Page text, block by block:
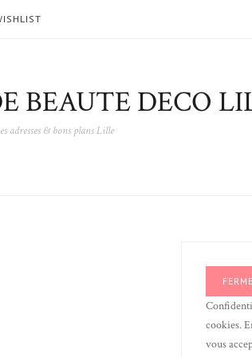
BEAUTE DECO
adresses & bons plans Lille
cookies.
vous